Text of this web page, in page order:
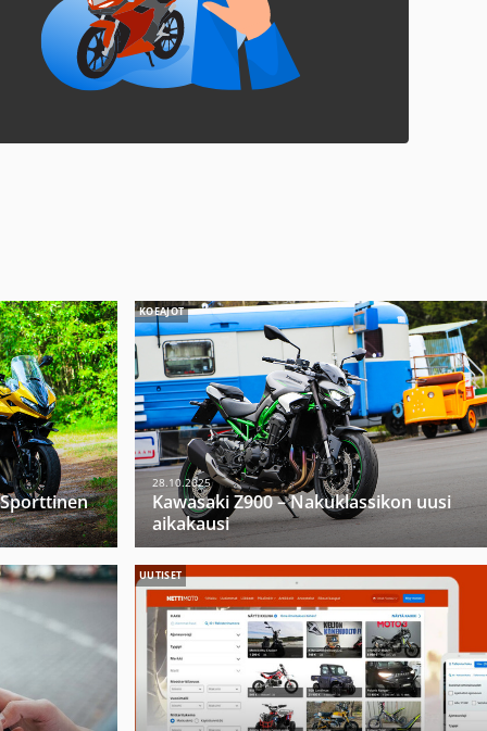
KOEAJOT
28.10.2025
Kawasaki Z900 – Nakuklassikon uusi
aikakausi
UUTISET